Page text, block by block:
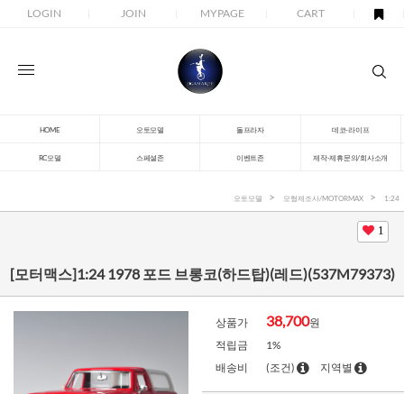
LOGIN JOIN MYPAGE CART
HOME 오토모델 돌프라자 데코-라이프
RC모델 스페셜존 이벤트존 제작-제휴문의/회사소개
오토모델 모형제조사/MOTORMAX 1:24
1
[모터맥스]1:24 1978 포드 브롱코(하드탑)(레드)(537M79373)
상품가 38,700원
적립금
1%
배송비
(조건) 지역별